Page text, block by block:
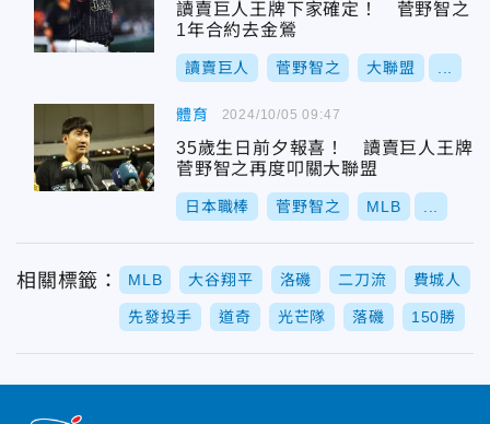
讀賣巨人王牌下家確定！ 菅野智之
1年合約去金鶯
讀賣巨人 菅野智之 大聯盟
體育
35歲生日前夕報喜！ 讀賣巨人王牌
菅野智之再度叩關大聯盟
日本職棒 菅野智之 MLB
2024/10/05 09:47
相關標籤： MLB 大谷翔平 洛磯 二刀流 費城人
先發投手 道奇 光芒隊 落磯 150勝